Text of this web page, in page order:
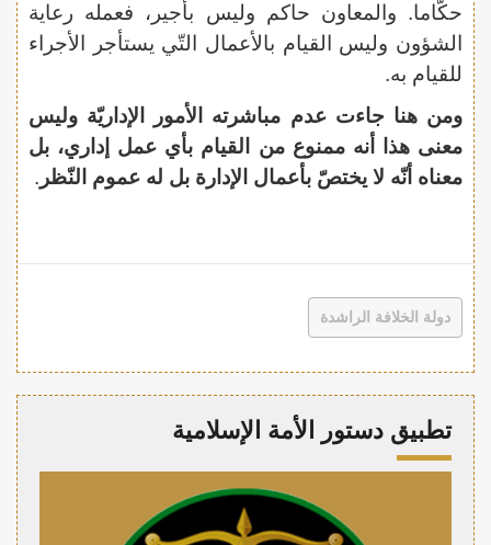
حكّاما. والمعاون حاكم وليس بأجير، فعمله رعاية
الشؤون وليس القيام بالأعمال التّي يستأجر الأجراء
للقيام به.
ومن هنا جاءت عدم مباشرته الأمور الإداريّة وليس
معنى هذا أنه ممنوع من القيام بأي عمل إداري، بل
معناه أنّه لا يختصّ بأعمال الإدارة بل له عموم النّظر .
دولة الخلافة الراشدة
تطبيق دستور الأمة الإسلامية